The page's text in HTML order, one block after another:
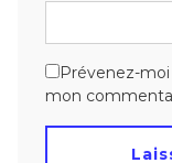
Prévenez-
mon